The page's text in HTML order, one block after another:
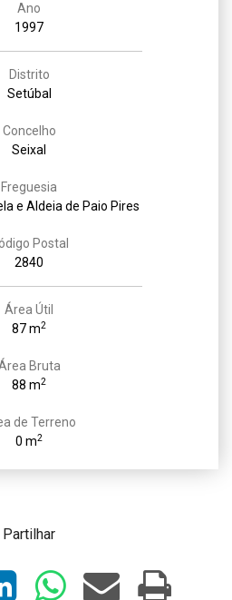
Ano
1997
Distrito
Setúbal
Concelho
Seixal
Freguesia
e Aldeia de Paio Pires
Postal
2840
Área Útil
87 m2
Bruta
88 m2
de Terreno
0 m2
Partilhar